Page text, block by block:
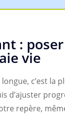
:
vie
c’est la
d’ajuster
repère,